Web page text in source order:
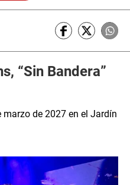
“Sin Bandera”
de 2027 en el Jardín